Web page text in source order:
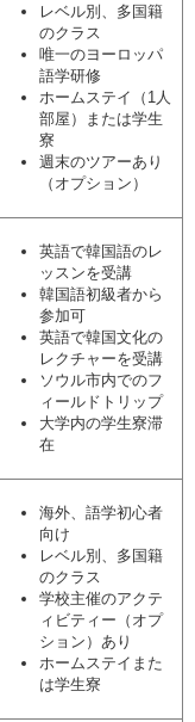
レベル別、多国籍
のクラス
唯一のヨーロッパ
語学研修
ホームステイ（1人
部屋）または学生
寮
週末のツアーあり
（オプション）
英語で韓国語のレ
ッスンを受講
韓国語初級者から
参加可
英語で韓国文化の
レクチャーを受講
ソウル市内でのフ
ィールドトリップ
大学内の学生寮滞
在
海外、語学初心者
向け
レベル別、多国籍
のクラス
学校主催のアクテ
ィビティー（オプ
ション）あり
ホームステイまた
は学生寮